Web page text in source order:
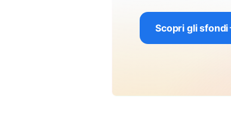
Scopri gli sfondi